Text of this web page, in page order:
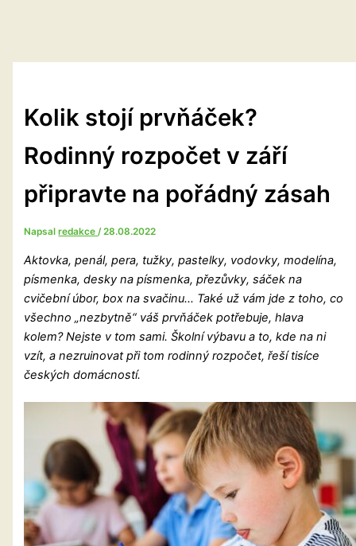
Kolik stojí prvňáček?
Rodinný rozpočet v září
připravte na pořádný zásah
Napsalredakce/28.08.2022
Aktovka, penál, pera, tužky, pastelky, vodovky, modelína,
písmenka, desky na písmenka, přezůvky, sáček na
cvičební úbor, box na svačinu… Také už vám jde z toho, co
všechno „nezbytně“ váš prvňáček potřebuje, hlava
kolem? Nejste v tom sami. Školní výbavu a to, kde na ni
vzít, a nezruinovat při tom rodinný rozpočet, řeší tisíce
českých domácností.